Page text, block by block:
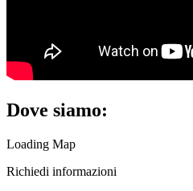
Dove siamo:
Loading Map
Richiedi informazioni